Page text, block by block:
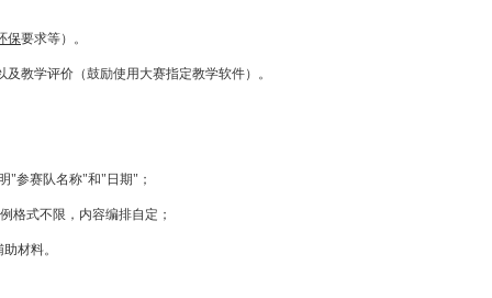
保要求等）。
教学评价（鼓励使用大赛指定教学软件）。
"参赛队名称"和"日期"；
格式不限，内容编排自定；
材料。